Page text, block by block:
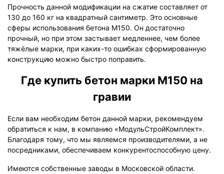
Прочность данной модификации на сжатие составляет от
130 до 160 кг на квадратный сантиметр. Это основные
сферы использования бетона М150. Он достаточно
прочный, но при этом застывает медленнее, чем более
тяжёлые марки, при каких-то ошибках сформированную
конструкцию можно быстро поправить.
Где купить бетон марки М150 на
гравии
Если вам необходим бетон данной марки, рекомендуем
обратиться к нам, в компанию «МодульСтройКомплект».
Благодаря тому, что мы являемся производителями, а не
посредниками, обеспечиваем конкурентоспособную цену.
Имеются собственные заводы в Московской области.